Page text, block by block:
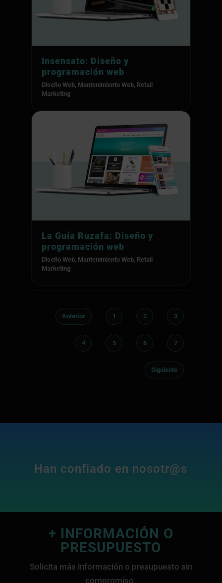
Insensato: Diseño y
programación web
Diseño Web, Mantenimiento Web, Retail
Marketing
La Guía Ruzafa: Diseño y
programación web
Diseño Web, Mantenimiento Web, Retail
Marketing
Anterior 1 2 3
4 5 6 7
Siguiente
Han confiado en nosotr@s
+ INFORMACIÓN O
PRESUPUESTO
Solicita más información o presupuesto sin
compromiso.